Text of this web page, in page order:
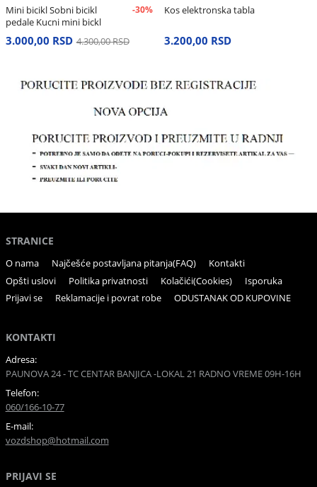
Mini bicikl Sobni bicikl
pedale Kucni mini bickl
-30%
3.000,00 RSD 4.300,00 RSD
Kos elektronska tabla
3.200,00 RSD
STRANICE
O nama Najčešće postavljana pitanja(FAQ)
Kontakti
Opšti uslovi
Politika privatnosti Kolačići(Cookies)
Isporuka
Prijavi se
Reklamacije i povrat robe ODUSTANAK OD KUPOVINE
KONTAKTI
Adresa:
PAUNOVA 24 - TC CENTAR BANJICA -LOKAL 21 RADNO VREME 09H-16H
Telefon:
060/166-10-77
E-mail:
vozdshop@hotmail.com
PRIJAVI SE